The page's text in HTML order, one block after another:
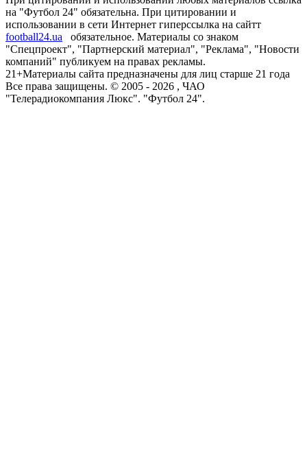
на "Футбол 24" обязательна. При цитировании и
использовании в сети Интернет гиперссылка на сайтт
football24.ua
обязательное. Материалы со знаком
"Спецпроект", "Партнерский материал", "Реклама", "Новости
компаний" публикуем на правах рекламы.
21+Материалы сайта предназначены для лиц старше 21 года
Все права защищены. © 2005 - 2026 , ЧАО
"Телерадиокомпания Люкс". "Футбол 24".